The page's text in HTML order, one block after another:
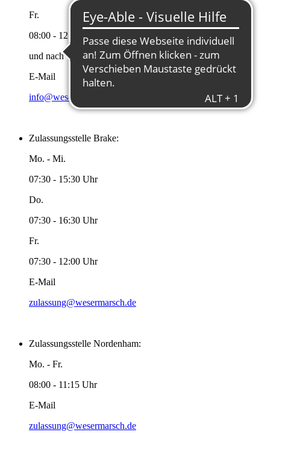
Fr.
08:00 - 12:00 Uhr
und nach Vereinbarung
E-Mail
info@wesermarsch.de
Zulassungsstelle Brake:
Mo. - Mi.
07:30 - 15:30 Uhr
Do.
07:30 - 16:30 Uhr
Fr.
07:30 - 12:00 Uhr
E-Mail
zulassung@wesermarsch.de
Zulassungsstelle Nordenham:
Mo. - Fr.
08:00 - 11:15 Uhr
E-Mail
zulassung@wesermarsch.de